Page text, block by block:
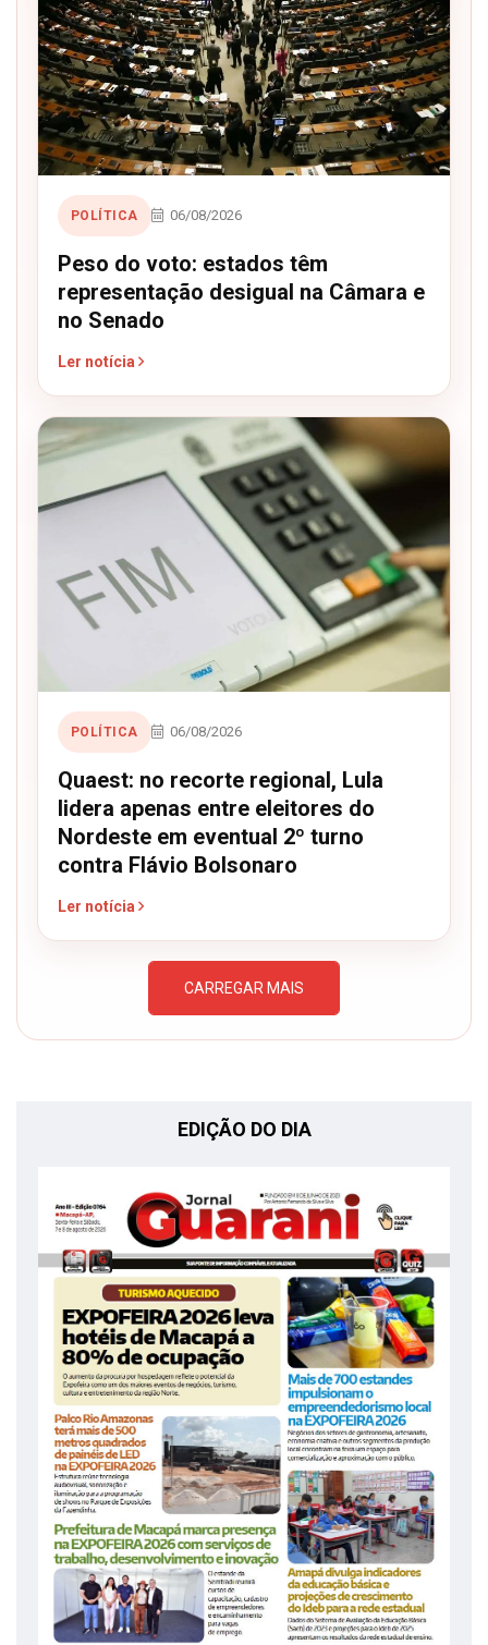
POLÍTICA 06/08/2026
Peso do voto: estados têm
representação desigual na Câmara e
no Senado
Ler notícia
POLÍTICA 06/08/2026
Quaest: no recorte regional, Lula
lidera apenas entre eleitores do
Nordeste em eventual 2º turno
contra Flávio Bolsonaro
Ler notícia
CARREGAR MAIS
EDIÇÃO DO DIA